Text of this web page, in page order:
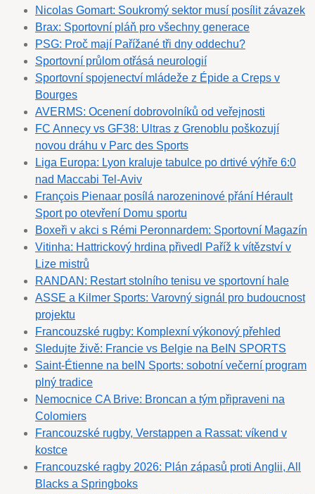
Nicolas Gomart: Soukromý sektor musí posílit závazek
Brax: Sportovní pláň pro všechny generace
PSG: Proč mají Pařížané tři dny oddechu?
Sportovní průlom otřásá neurologií
Sportovní spojenectví mládeže z Épide a Creps v
Bourges
AVERMS: Ocenení dobrovolníků od veřejnosti
FC Annecy vs GF38: Ultras z Grenoblu poškozují
novou dráhu v Parc des Sports
Liga Europa: Lyon kraluje tabulce po drtivé výhře 6:0
nad Maccabi Tel-Aviv
François Pienaar posílá narozeninové přání Hérault
Sport po otevření Domu sportu
Boxeři v akci s Rémi Peronnardem: Sportovní Magazín
Vitinha: Hattrickový hrdina přivedl Paříž k vítězství v
Lize mistrů
RANDAN: Restart stolního tenisu ve sportovní hale
ASSE a Kilmer Sports: Varovný signál pro budoucnost
projektu
Francouzské rugby: Komplexní výkonový přehled
Sledujte živě: Francie vs Belgie na BeIN SPORTS
Saint-Étienne na beIN Sports: sobotní večerní program
plný tradice
Nemocnice CA Brive: Broncan a tým připraveni na
Colomiers
Francouzské rugby, Verstappen a Rassat: víkend v
kostce
Francouzské ragby 2026: Plán zápasů proti Anglii, All
Blacks a Springboks